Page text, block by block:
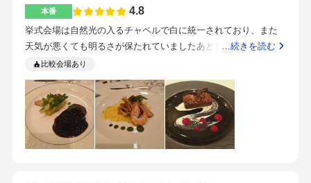
に関しては、他の人より提供が早目なので、タイミングを合わ
せるともっと良くなると思いました。博多駅から徒歩圏内で非
常にアクセスが良く、遠方からのゲストにも来てもらいやすい
立地だと感じました。新幹線や在来線、空港からの移動もしや
すいため、県外からの参列者が多い場合でも安心できる点が大
きな魅力です。駅から近いことで、土地勘のないゲストでも迷
いにくく、移動の負担が少ないのも良いポイントだと思いまし
た。また、駅周辺には商業施設や宿泊施設も多く、前泊や後泊
が必要なゲストにも便利な環境が整っています。天候が悪い日
でも徒歩で移動できる距離なので、年配のゲストや荷物が多い
てなくていいように！
本番 4.8
挙式会場は自然光の入るチャペルで白に統一されており、また
天気が悪くても明るさが保たれていましたあと背面のステンド
グラスの色が変わってることに写真見返して気づきました！素
敵！披露宴会場は当初イメージもなにも沸かなく、イメージ写
真を見た時に装花が可愛くてささっと選んだのですが、結果と
してはとても良かったです。空間を広々使ったのでみなさん窮
屈な思いすることがないのと、ちびっこたちは堂々と踊ってま
した。高砂からの写真の時、壁が近くなく奥行きがある写真が
…続きを読む
比較会場あり